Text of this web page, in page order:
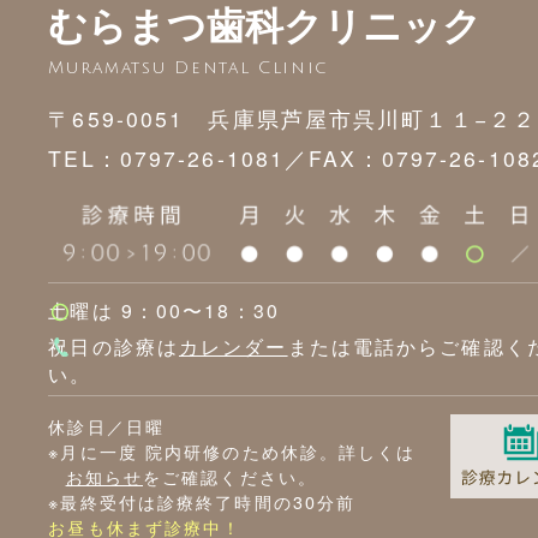
むらまつ歯科クリニック
Muramatsu Dental Clinic
〒659-0051 兵庫県芦屋市呉川町１１−２２
TEL：0797-26-1081／ FAX：0797-26-
土曜は 9：00〜18：30
祝日の診療は カレンダー または電話からご確認く
い。
休診日／日曜
※月に一度 院内研修のため休診。詳しくは
お知らせ をご確認ください。
※最終受付は診療終了時間の30分前
お昼も休まず診療中！